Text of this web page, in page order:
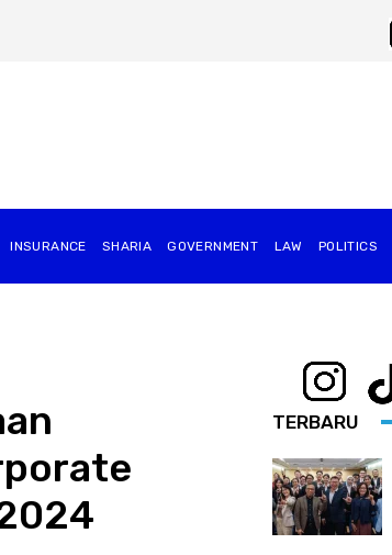
INSURANCE SHARIA GOVERNMENT ⁠LAW POLITICS
TERBARU